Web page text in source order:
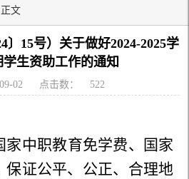
正文
〕15号）关于做好2024-2025学
生资助工作的通知
02 点击数： 522
家中职教育免学费、国家
保证公平、公正、合理地